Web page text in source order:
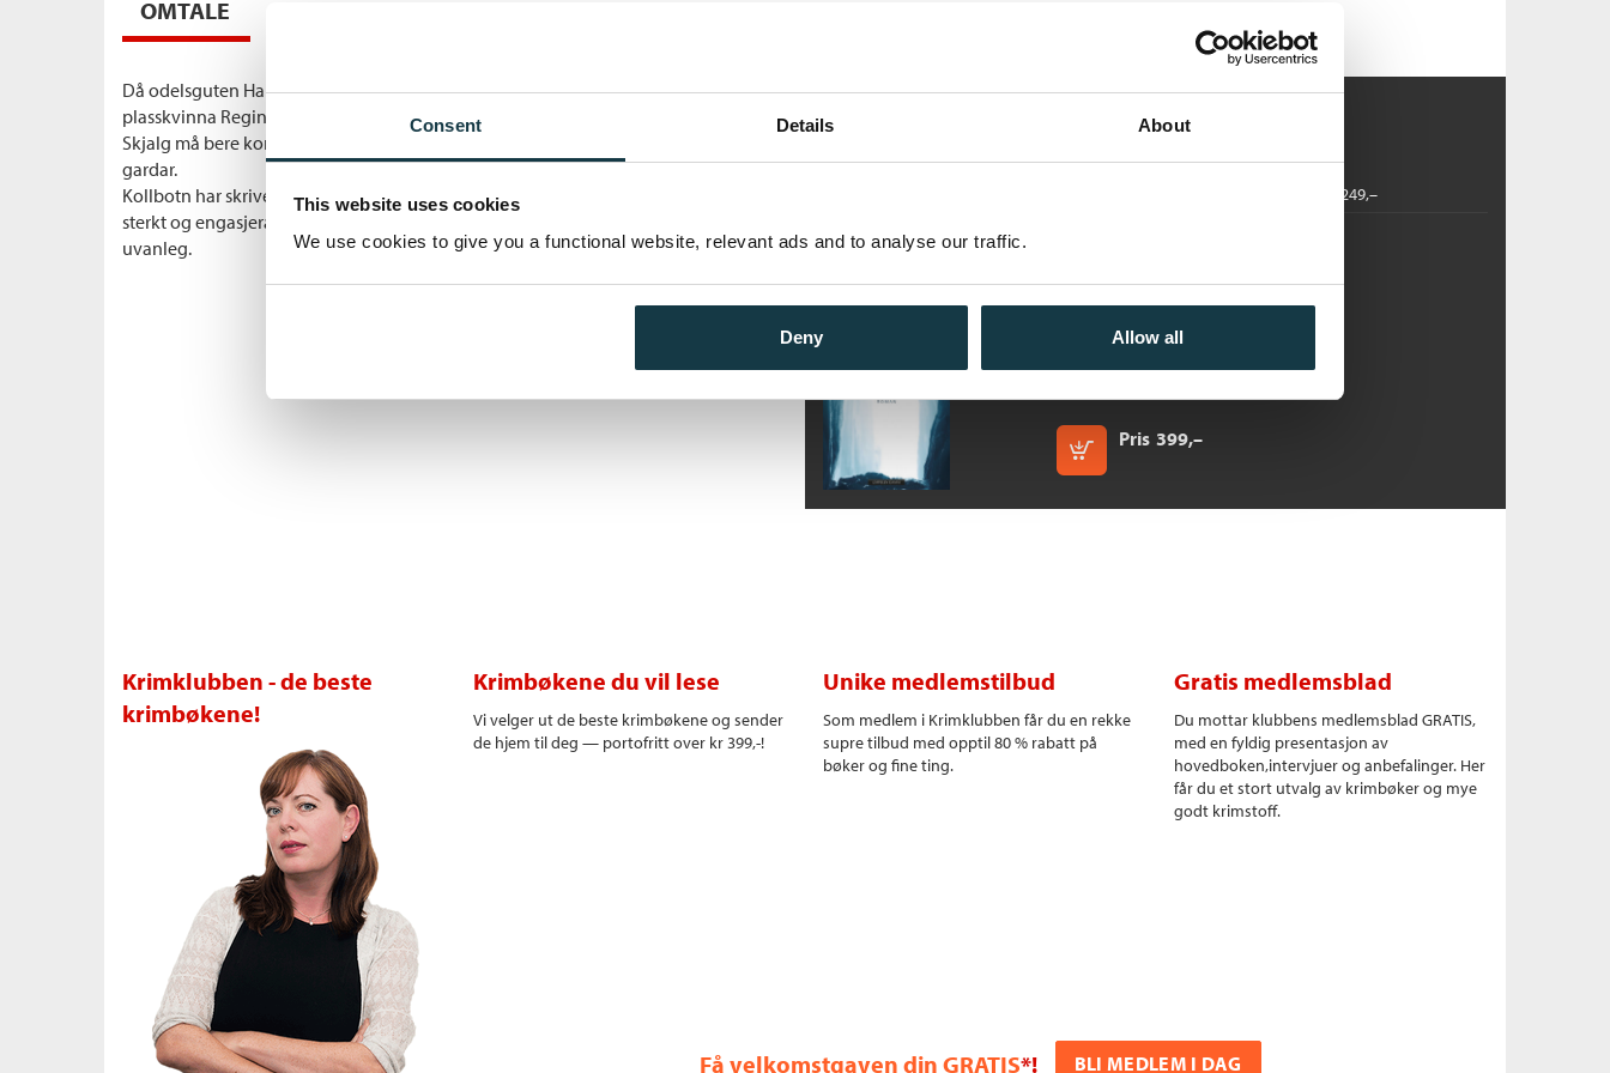
Consent Details About
This website uses cookies
We use cookies to give you a functional website, relevant ads and to analyse our traffic.
Deny Allow all
OMTALE
Då odelsguten Halvor vert eldste mannen på garden, må han gifte seg med
plasskvinna Regine. Under knappe kår blir det menneskelege sett på prøve. Sonen
Skjalg må bere konsekvensane av Halvor sine val. Det handlar om to familiar, to
gardar.
Kollbotn har skrive eit nøkternt drama som strekkjer seg over generasjonar. Dette er
sterkt og engasjerande. Kollbotn har eit mot og ein ærlegdom i verka som er
uvanleg.
Andre utgaver
Jord
249,–
Flere bøker av Kjersti Kollbotn:
Dis
Kjersti Kollbotn
Pris 399,–
Kjøp
Krimklubben - de beste
krimbøkene!
Krimbøkene du vil lese
Vi velger ut de beste krimbøkene og sender
de hjem til deg — portofritt over kr 399,-!
Unike medlemstilbud
Som medlem i Krimklubben får du en rekke
supre tilbud med opptil 80 % rabatt på
bøker og fine ting.
Gratis medlemsblad
Du mottar klubbens medlemsblad GRATIS,
med en fyldig presentasjon av
hovedboken,intervjuer og anbefalinger. Her
får du et stort utvalg av krimbøker og mye
godt krimstoff.
Få velkomstgaven din GRATIS*! BLI MEDLEM I DAG